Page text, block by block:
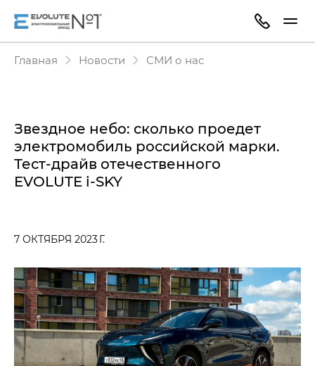
Главная Новости СМИ о нас
Звездное небо: сколько проедет
электромобиль российской марки.
Тест-драйв отечественного
EVOLUTE i‑SKY
7 ОКТЯБРЯ 2023 Г.